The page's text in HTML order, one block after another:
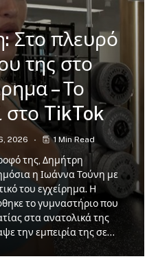
Στο πλευρό
της στο
– Το
στο TikTok
2026 1 Min Read
της, Δημήτρη
η Ιωάννα Τούνη με
του εγχείρημα. Η
το γυμναστήριο που
στα ανατολικά της
την εμπειρία της σε…